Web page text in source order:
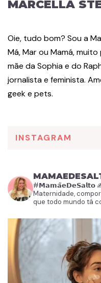
MARCELLA
Oie, tudo bom? Sou a
Má, Mar ou Mamá,
mãe da Sophia e do
jornalista e feminista.
geek e pets.
INSTAGRAM
#𝗠𝗮𝗺𝗮̃𝗲𝗗𝗲𝗦𝗮𝗹𝘁𝗼
Maternidade,
que todo mundo tá